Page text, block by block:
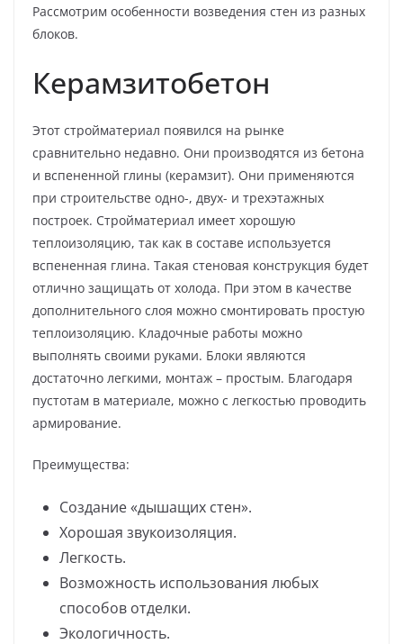
Рассмотрим особенности возведения стен из разных
блоков.
Керамзитобетон
Этот стройматериал появился на рынке
сравнительно недавно. Они производятся из бетона
и вспененной глины (керамзит). Они применяются
при строительстве одно-, двух- и трехэтажных
построек. Стройматериал имеет хорошую
теплоизоляцию, так как в составе используется
вспененная глина. Такая стеновая конструкция будет
отлично защищать от холода. При этом в качестве
дополнительного слоя можно смонтировать простую
теплоизоляцию. Кладочные работы можно
выполнять своими руками. Блоки являются
достаточно легкими, монтаж – простым. Благодаря
пустотам в материале, можно с легкостью проводить
армирование.
Преимущества:
Создание «дышащих стен».
Хорошая звукоизоляция.
Легкость.
Возможность использования любых
способов отделки.
Экологичность.